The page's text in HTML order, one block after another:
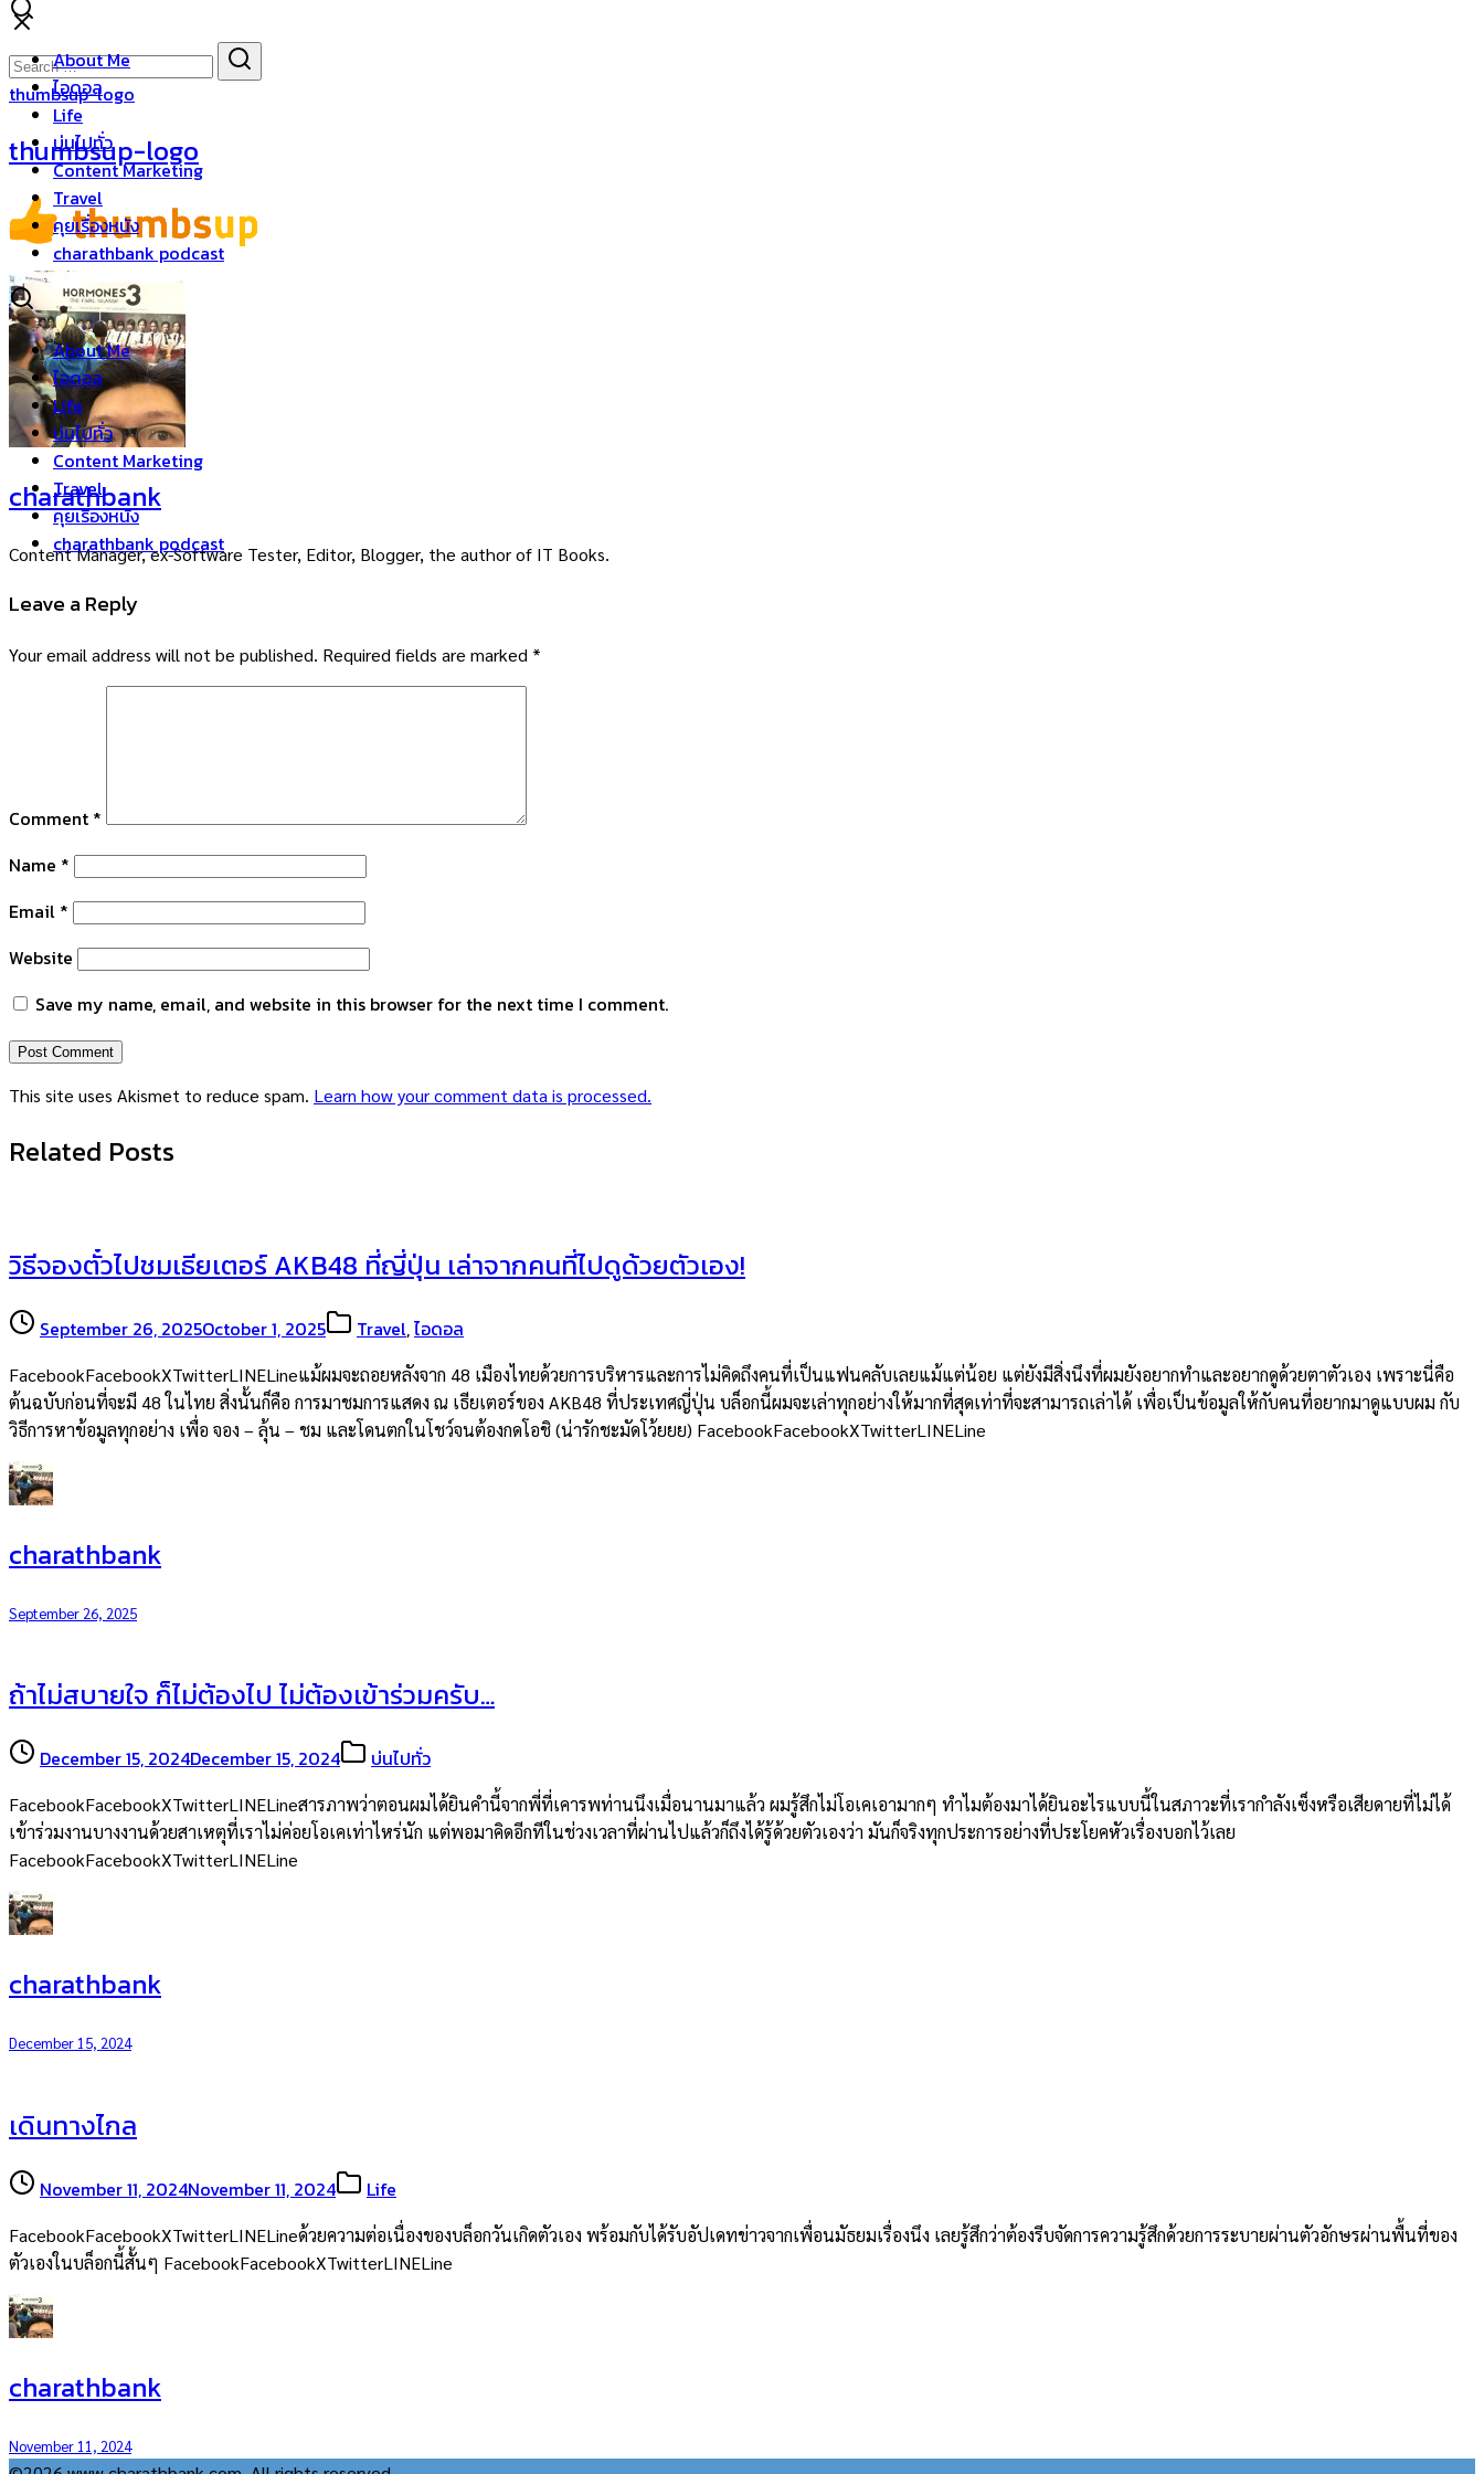
Skip
content
About Me
ไอดอล
Life
บ่นไปทั่ว
Content Marketing
Travel
คุยเรื่องหนัง
charathbank podcast
About Me
ไอดอล
Life
บ่นไปทั่ว
Content Marketing
Travel
คุยเรื่องหนัง
charathbank podcast
Search
for:
thumbsup-logo
thumbsup-logo
charathbank
Content Manager, ex-Software Tester, Editor, Blogger, the author of IT Books.
Leave a Reply
Your email address will not be published. Required fields are marked *
Comment *
Name *
Email *
Website
Save my name, email, and website in this browser for the next time I comment.
This site uses Akismet to reduce spam. Learn how your comment data is processed.
Related Posts
วิธีจองตั๋วไปชมเธียเตอร์ AKB48 ที่ญี่ปุ่น เล่าจากคนที่ไปดูด้วยตัวเอง!
September 26, 2025October 1, 2025 Travel,ไอดอล
FacebookFacebookXTwitterLINELineแม้ผมจะถอยหลังจาก 48 เมืองไทยด้วยการบริหารและการไม่คิดถึงคนที่เป็นแฟนคลับเลยแม้แต่น้อย แต่ยังมีสิ่งนึงที่ผมยังอยากทำและอยากดูด้วยตาตัวเอง เพราะนี่คือ
ต้นฉบับก่อนที่จะมี 48 ในไทย สิ่งนั้นก็คือ การมาชมการแสดง ณ เธียเตอร์ของ AKB48 ที่ประเทศญี่ปุ่น บล็อกนี้ผมจะเล่าทุกอย่างให้มากที่สุดเท่าที่จะสามารถเล่าได้ เพื่อเป็นข้อมูลให้กับคนที่อยากมาดูแบบผม กับ
วิธีการหาข้อมูลทุกอย่าง เพื่อ จอง – ลุ้น – ชม และโดนตกในโชว์จนต้องกดโอชิ (น่ารักชะมัดโว้ยยย) FacebookFacebookXTwitterLINELine
charathbank
September 26, 2025
ถ้าไม่สบายใจ ก็ไม่ต้องไป ไม่ต้องเข้าร่วมครับ…
December 15, 2024December 15, 2024 บ่นไปทั่ว
FacebookFacebookXTwitterLINELineสารภาพว่าตอนผมได้ยินคำนี้จากพี่ที่เคารพท่านนึงเมื่อนานมาแล้ว ผมรู้สึกไม่โอเคเอามากๆ ทำไมต้องมาได้ยินอะไรแบบนี้ในสภาวะที่เรากำลังเซ็งหรือเสียดายที่ไม่ได้
เข้าร่วมงานบางงานด้วยสาเหตุที่เราไม่ค่อยโอเคเท่าไหร่นัก แต่พอมาคิดอีกทีในช่วงเวลาที่ผ่านไปแล้วก็ถึงได้รู้ด้วยตัวเองว่า มันก็จริงทุกประการอย่างที่ประโยคหัวเรื่องบอกไว้เลย
FacebookFacebookXTwitterLINELine
charathbank
December 15, 2024
เดินทางไกล
November 11, 2024November 11, 2024 Life
FacebookFacebookXTwitterLINELineด้วยความต่อเนื่องของบล็อกวันเกิดตัวเอง พร้อมกับได้รับอัปเดทข่าวจากเพื่อนมัธยมเรื่องนึง เลยรู้สึกว่าต้องรีบจัดการความรู้สึกด้วยการระบายผ่านตัวอักษรผ่านพื้นที่ของ
ตัวเองในบล็อกนี้สั้นๆ FacebookFacebookXTwitterLINELine
charathbank
November 11, 2024